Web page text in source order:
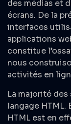
des médias et
écrans. De la
interfaces
applications
constitue
nous
activités en
La majorité
langage HTML.
HTML est en